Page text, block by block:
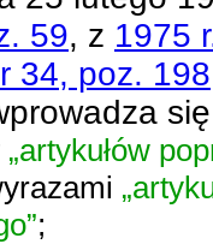
59, z 1975
34, poz. 198
„artykułów
;